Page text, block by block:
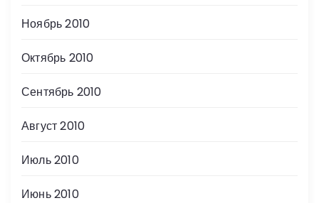
Ноябрь 2010
Октябрь 2010
Сентябрь 2010
Август 2010
Июль 2010
Июнь 2010